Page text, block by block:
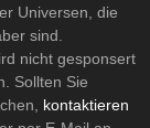
Universen, die
sind.
nicht gesponsert
Sollten Sie
kontaktieren